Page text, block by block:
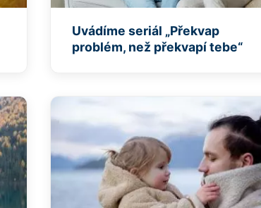
Uvádíme seriál „Překvap
problém, než překvapí tebe“